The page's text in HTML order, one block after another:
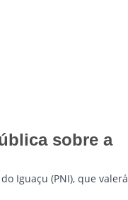
sobre a
Iguaçu (PNI), que valerá